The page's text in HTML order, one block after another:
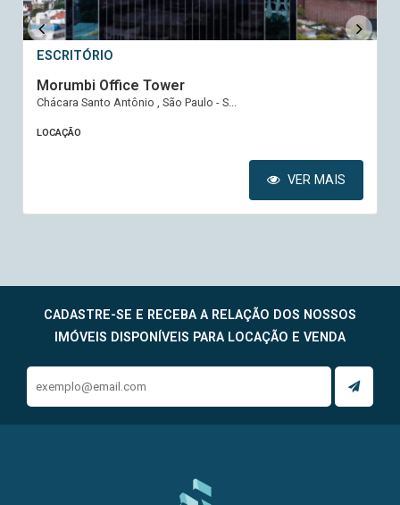
ESCRITÓRIO
Morumbi Office Tower
Chácara Santo Antônio , São Paulo - S...
LOCAÇÃO
VER MAIS
CADASTRE-SE E RECEBA A RELAÇÃO DOS NOSSOS
IMÓVEIS DISPONÍVEIS PARA LOCAÇÃO E VENDA